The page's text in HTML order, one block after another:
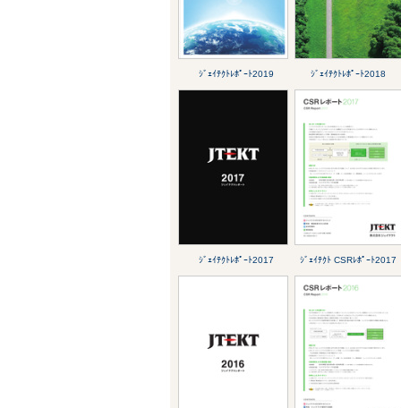
ｼﾞｪｲﾃｸﾄﾚﾎﾟｰﾄ2019 ｼﾞｪｲﾃｸﾄﾚﾎﾟｰﾄ2018
ｼﾞｪｲﾃｸﾄﾚﾎﾟｰﾄ2017 ｼﾞｪｲﾃｸﾄ CSRﾚﾎﾟｰﾄ2017